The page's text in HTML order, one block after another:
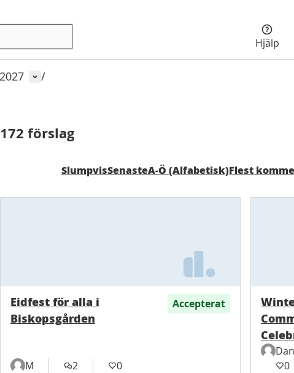
Hjälp
Användarmeny
/
172 förslag
SlumpvisSenasteA-Ö (Alfabetisk)Flest
Eidfest för alla i
Biskopsgården
Accepterat
M 2 0
0